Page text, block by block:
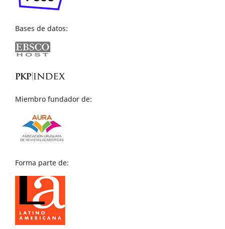
Bases de datos:
Miembro fundador de:
Forma parte de: